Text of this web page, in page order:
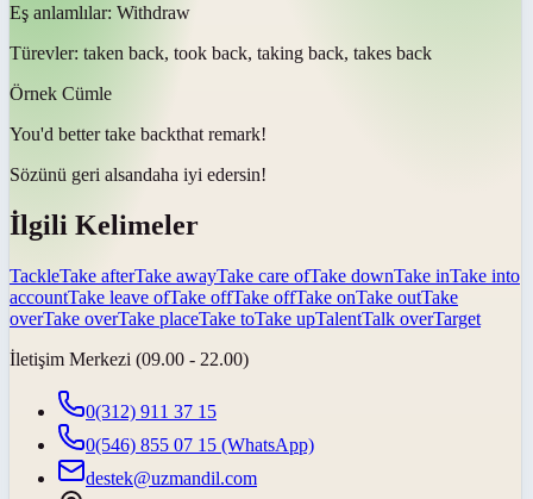
Eş anlamlılar: Withdraw
Türevler: taken back, took back, taking back, takes back
Örnek Cümle
You'd better take backthat remark!
Sözünü geri alsandaha iyi edersin!
İlgili Kelimeler
TackleTake afterTake awayTake care ofTake downTake inTake into
accountTake leave ofTake offTake offTake onTake outTake
overTake overTake placeTake toTake upTalentTalk overTarget
İletişim Merkezi (09.00 - 22.00)
0(312) 911 37 15
0(546) 855 07 15 (WhatsApp)
destek@uzmandil.com